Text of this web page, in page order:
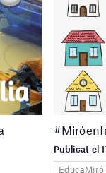
Publicat el
EducaMiró